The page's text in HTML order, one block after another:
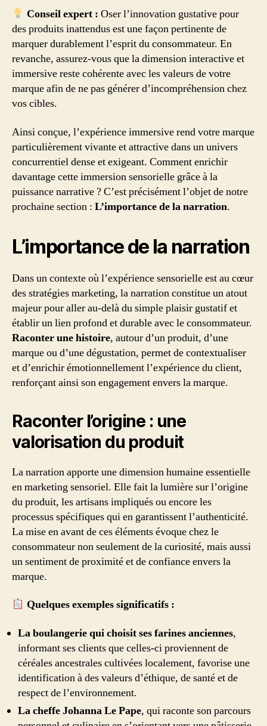
Conseil expert : Oser l’innovation gustative pour
des produits inattendus est une façon pertinente de
marquer durablement l’esprit du consommateur. En
revanche, assurez-vous que la dimension interactive et
immersive reste cohérente avec les valeurs de votre
marque afin de ne pas générer d’incompréhension chez
vos cibles.
Ainsi conçue, l’expérience immersive rend votre marque
particulièrement vivante et attractive dans un univers
concurrentiel dense et exigeant. Comment enrichir
davantage cette immersion sensorielle grâce à la
puissance narrative ? C’est précisément l’objet de notre
prochaine section : L’importance de la narration.
L’importance de la narration
Dans un contexte où l’expérience sensorielle est au cœur
des stratégies marketing, la narration constitue un atout
majeur pour aller au-delà du simple plaisir gustatif et
établir un lien profond et durable avec le consommateur.
Raconter une histoire, autour d’un produit, d’une
marque ou d’une dégustation, permet de contextualiser
et d’enrichir émotionnellement l’expérience du client,
renforçant ainsi son engagement envers la marque.
Raconter l’origine : une
valorisation du produit
La narration apporte une dimension humaine essentielle
en marketing sensoriel. Elle fait la lumière sur l’origine
du produit, les artisans impliqués ou encore les
processus spécifiques qui en garantissent l’authenticité.
La mise en avant de ces éléments évoque chez le
consommateur non seulement de la curiosité, mais aussi
un sentiment de proximité et de confiance envers la
marque.
Quelques exemples significatifs :
La boulangerie qui choisit ses farines anciennes,
informant ses clients que celles-ci proviennent de
céréales ancestrales cultivées localement, favorise une
identification à des valeurs d’éthique, de santé et de
respect de l’environnement.
La cheffe Johanna Le Pape, qui raconte son parcours